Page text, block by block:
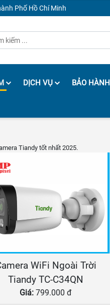
Phố Hồ Chí Minh
DỊCH VỤ BẢO HÀNH
Tiandy tốt nhất 2025.
WiFi Ngoài Trời
Tiandy TC-C34QN
Giá:799.000 đ